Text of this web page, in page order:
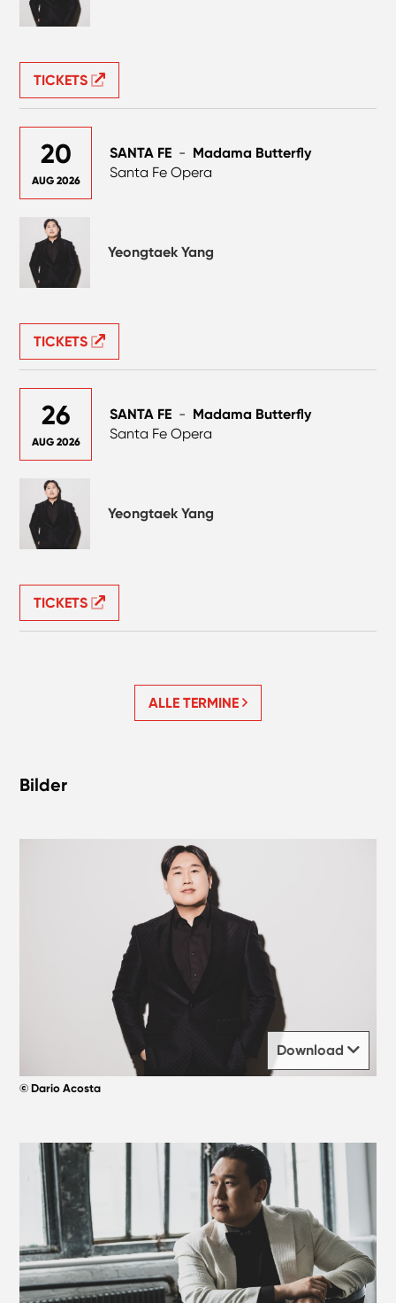
TICKETS
20
AUG 2026
SANTA FE - Madama Butterfly
Santa Fe Opera
Yeongtaek Yang
TICKETS
26
AUG 2026
SANTA FE - Madama Butterfly
Santa Fe Opera
Yeongtaek Yang
TICKETS
ALLE TERMINE
Bilder
Download
© Dario Acosta